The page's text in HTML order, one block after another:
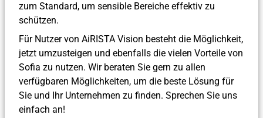
zum Standard, um sensible Bereiche effektiv zu
schützen.
Für Nutzer von AiRISTA Vision besteht die Möglichkeit,
jetzt umzusteigen und ebenfalls die vielen Vorteile von
Sofia zu nutzen. Wir beraten Sie gern zu allen
verfügbaren Möglichkeiten, um die beste Lösung für
Sie und Ihr Unternehmen zu finden. Sprechen Sie uns
einfach an!